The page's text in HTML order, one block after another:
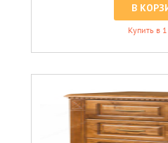
В
Купить в